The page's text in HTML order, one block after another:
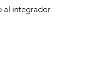
al integrador